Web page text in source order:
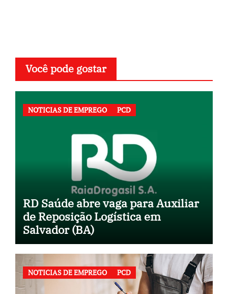
Você pode gostar
NOTICIAS DE EMPREGO PCD
RD Saúde abre vaga para Auxiliar
de Reposição Logística em
Salvador (BA)
NOTICIAS DE EMPREGO PCD